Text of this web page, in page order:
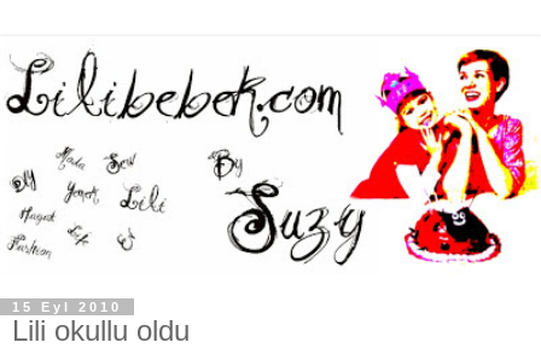
15 Eyl 2010
Lili okullu oldu